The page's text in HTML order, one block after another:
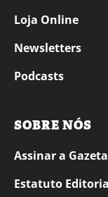
Loja Online
Newsletters
Podcasts
SOBRE NÓS
Assinar a Gazeta
Estatuto